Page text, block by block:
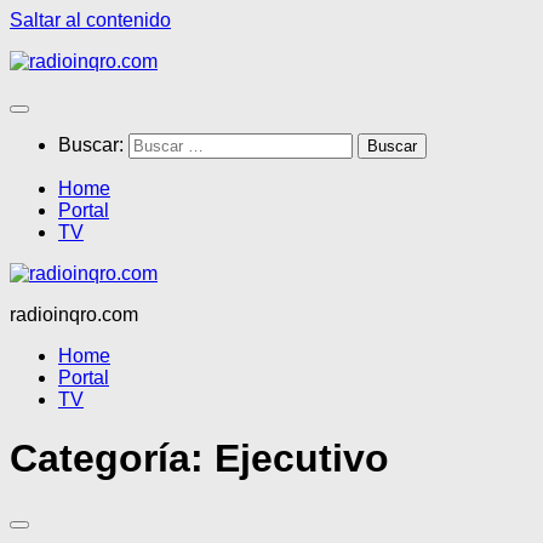
Saltar al contenido
Buscar:
Home
Portal
TV
radioinqro.com
Home
Portal
TV
Categoría: Ejecutivo